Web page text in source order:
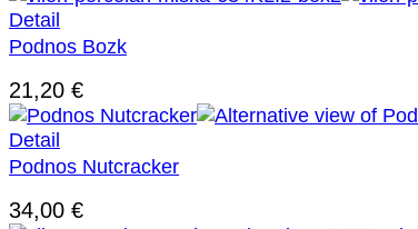
Detail
Podnos Bozk
21,20 €
Detail
Podnos Nutcracker
34,00 €